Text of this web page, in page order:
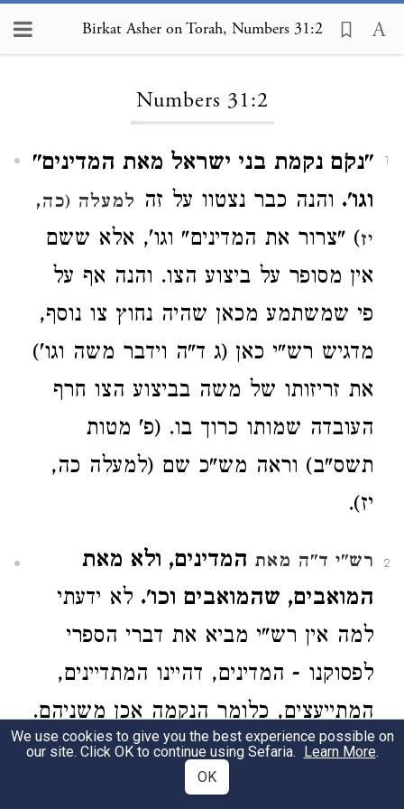
Birkat Asher on Torah, Numbers 31:2
Numbers 31:2
1
"נקֹם נקמת בני ישראל מאת המדינים"
וגו'. והנה כבר נצטוו על זה למעלה (כה,
יז) "צרור את המדינים" וגו', אלא ששם
אין מסופר על ביצוע הצו. והנה אף על
פי שמשתמע מכאן שהיה נחוץ צו נוסף,
מדגיש רש"י כאן (ג ד"ה וידבר משה וגו')
את זריזותו של משה בביצוע הצו חרף
העובדה שמותו כרוך בו. (פ' מטות
תשס"ב) וראה מש"כ שם (למעלה כה,
יז).
2 רש"י ד"ה מאת המדינים, ולא מאת
המואבים, שהמואבים וכו'. לא ידעתי
למה אין רש"י מביא את דברי הספרי
לפסוקנו - המדינים, דהיינו המתדיינים,
המתייעצים, כלומר הנקמה אכן משניהם.
(פ' מטות מסעי תשמ"ז)
We use cookies to give you the best experience possible on
our site. Click OK to continue using Sefaria. Learn More.
OK